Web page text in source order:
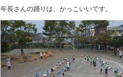
年長さんの踊りは、かっこいいです。